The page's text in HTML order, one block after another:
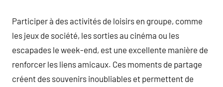
Participer à des activités de loisirs en groupe, comme
les jeux de société, les sorties au cinéma ou les
escapades le week-end, est une excellente manière de
renforcer les liens amicaux. Ces moments de partage
créent des souvenirs inoubliables et permettent de